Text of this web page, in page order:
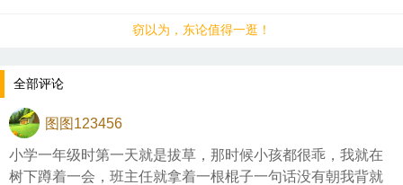
取红包~
• 福利时间
窃以为，东论值得一逛！
全部评论
图图123456
小学一年级时第一天就是拔草，那时候小孩都很乖，我就在
树下蹲着一会，班主任就拿着一根棍子一句话没有朝我背就